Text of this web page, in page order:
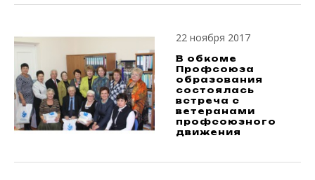
22 ноября 2017
В обкоме
Профсоюза
образования
состоялась
встреча с
ветеранами
профсоюзного
движения